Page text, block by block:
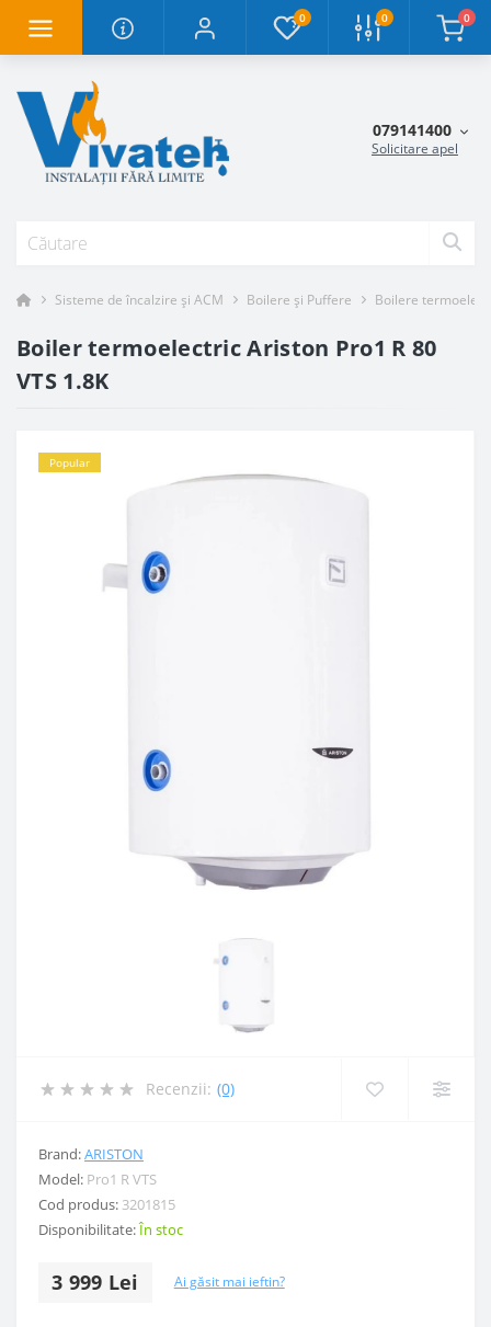
0 0 0
079141400
Solicitare apel
Sisteme de încalzire și ACM Boilere și Puffere Boilere
Boiler termoelectric Ariston Pro1 R 80
VTS 1.8K
Popular
Recenzii: (0)
Brand:ARISTON
Model: Pro1 R VTS
Cod produs: 3201815
Disponibilitate:În stoc
3 999 Lei Ai găsit mai ieftin?